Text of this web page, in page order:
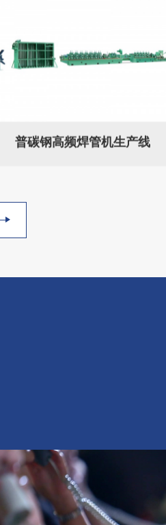
普碳钢高频焊管机生产线
产